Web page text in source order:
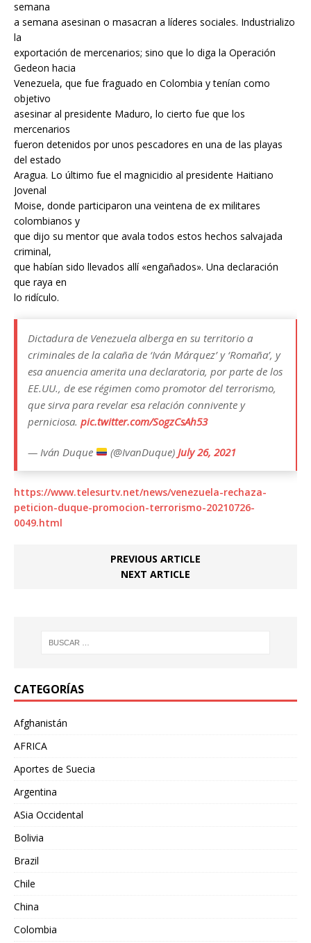
semana
a semana asesinan o masacran a líderes sociales. Industrializo
la
exportación de mercenarios; sino que lo diga la Operación
Gedeon hacia
Venezuela, que fue fraguado en Colombia y tenían como
objetivo
asesinar al presidente Maduro, lo cierto fue que los
mercenarios
fueron detenidos por unos pescadores en una de las playas
del estado
Aragua. Lo último fue el magnicidio al presidente Haitiano
Jovenal
Moise, donde participaron una veintena de ex militares
colombianos y
que dijo su mentor que avala todos estos hechos salvajada
criminal,
que habían sido llevados allí «engañados». Una declaración
que raya en
lo ridículo.
Dictadura de Venezuela alberga en su territorio a
criminales de la calaña de ‘Iván Márquez’ y ‘Romaña’, y
esa anuencia amerita una declaratoria, por parte de los
EE.UU., de ese régimen como promotor del terrorismo,
que sirva para revelar esa relación connivente y
perniciosa. pic.twitter.com/SogzCsAh53
— Iván Duque (@IvanDuque) July 26, 2021
https://www.telesurtv.net/news/venezuela-rechaza-
peticion-duque-promocion-terrorismo-20210726-
0049.html
PREVIOUS ARTICLE
NEXT ARTICLE
CATEGORÍAS
Afghanistán
AFRICA
Aportes de Suecia
Argentina
ASia Occidental
Bolivia
Brazil
Chile
China
Colombia